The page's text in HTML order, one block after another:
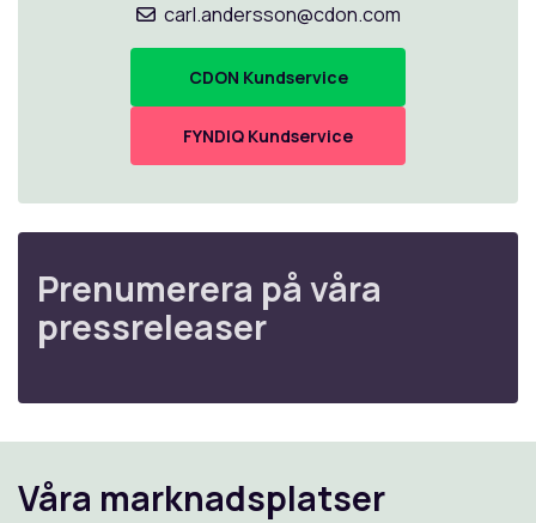
carl.andersson@cdon.com
CDON Kundservice
FYNDIQ Kundservice
Prenumerera på våra
pressreleaser
Våra marknadsplatser